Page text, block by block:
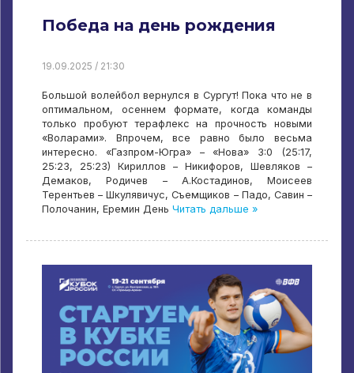
Победа на день рождения
19.09.2025 / 21:30
Большой волейбол вернулся в Сургут! Пока что не в
оптимальном, осеннем формате, когда команды
только пробуют терафлекс на прочность новыми
«Воларами». Впрочем, все равно было весьма
интересно. «Газпром-Югра» – «Нова» 3:0 (25:17,
25:23, 25:23) Кириллов – Никифоров, Шевляков –
Демаков, Родичев – А.Костадинов, Моисеев
Терентьев – Шкулявичус, Съемщиков – Падо, Савин –
Полочанин, Еремин День Читать дальше »